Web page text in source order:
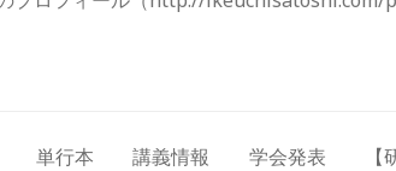
単行本 講義情報 学会発表